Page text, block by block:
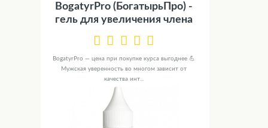
BogatyrPro (БогатырьПро) -
гель для увеличения члена
BogatyrPro — цена при покупке курса выгоднее 💪
Мужская уверенность во многом зависит от
качества инт...